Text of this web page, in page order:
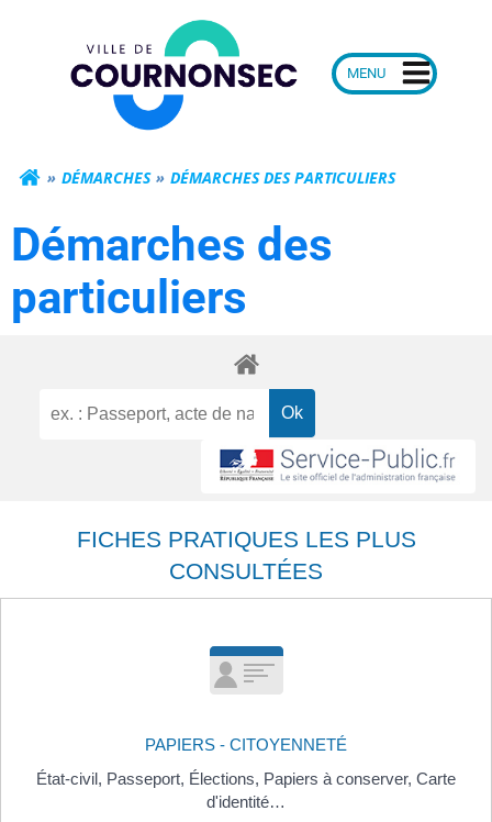
Mairie de
DÉMARCHES DÉMARCHES DES PARTICULIERS
Démarches des
particuliers
FICHES PRATIQUES LES PLUS
CONSULTÉES
PAPIERS - CITOYENNETÉ
État-civil, Passeport, Élections, Papiers à conserver, Carte
d'identité…